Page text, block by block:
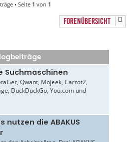
• Seite 1 von 1
FORENÜBERSICHT
Suchmaschinen
Qwant, Mojeek, Carrot2,
DuckDuckGo, You.com und
nutzen die ABAKUS